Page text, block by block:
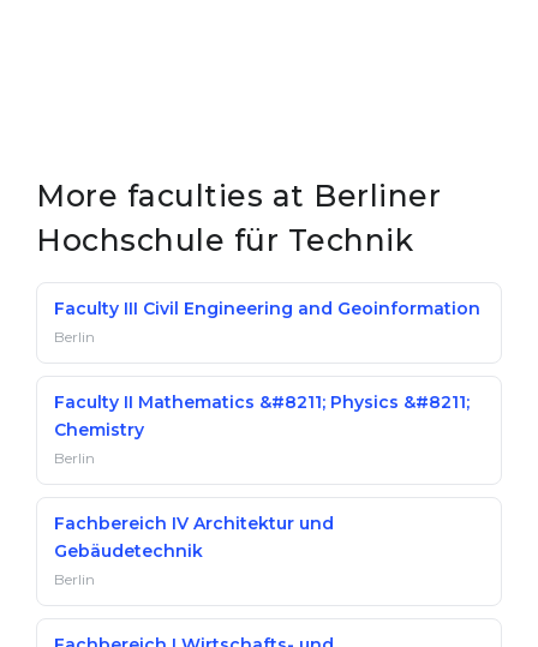
More faculties at Berliner
Hochschule für Technik
Faculty III Civil Engineering and Geoinformation
Berlin
Faculty II Mathematics &#8211; Physics &#8211;
Chemistry
Berlin
Fachbereich IV Architektur und
Gebäudetechnik
Berlin